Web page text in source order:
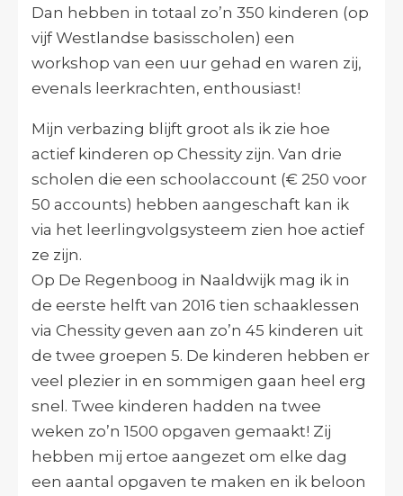
Dan hebben in totaal zo’n 350 kinderen (op
vijf Westlandse basisscholen) een
workshop van een uur gehad en waren zij,
evenals leerkrachten, enthousiast!
Mijn verbazing blijft groot als ik zie hoe
actief kinderen op Chessity zijn. Van drie
scholen die een schoolaccount (€ 250 voor
50 accounts) hebben aangeschaft kan ik
via het leerlingvolgsysteem zien hoe actief
ze zijn.
Op De Regenboog in Naaldwijk mag ik in
de eerste helft van 2016 tien schaaklessen
via Chessity geven aan zo’n 45 kinderen uit
de twee groepen 5. De kinderen hebben er
veel plezier in en sommigen gaan heel erg
snel. Twee kinderen hadden na twee
weken zo’n 1500 opgaven gemaakt! Zij
hebben mij ertoe aangezet om elke dag
een aantal opgaven te maken en ik beloon